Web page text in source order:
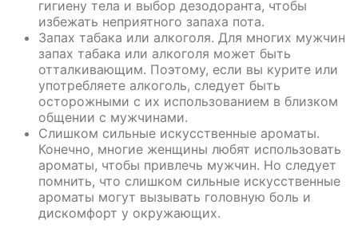
гигиену тела и выбор дезодоранта, чтобы
избежать неприятного запаха пота.
Запах табака или алкоголя. Для многих мужчин
запах табака или алкоголя может быть
отталкивающим. Поэтому, если вы курите или
употребляете алкоголь, следует быть
осторожными с их использованием в близком
общении с мужчинами.
Слишком сильные искусственные ароматы.
Конечно, многие женщины любят использовать
ароматы, чтобы привлечь мужчин. Но следует
помнить, что слишком сильные искусственные
ароматы могут вызывать головную боль и
дискомфорт у окружающих.